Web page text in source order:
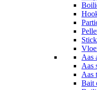
Aas
Aas
Aas
Bait